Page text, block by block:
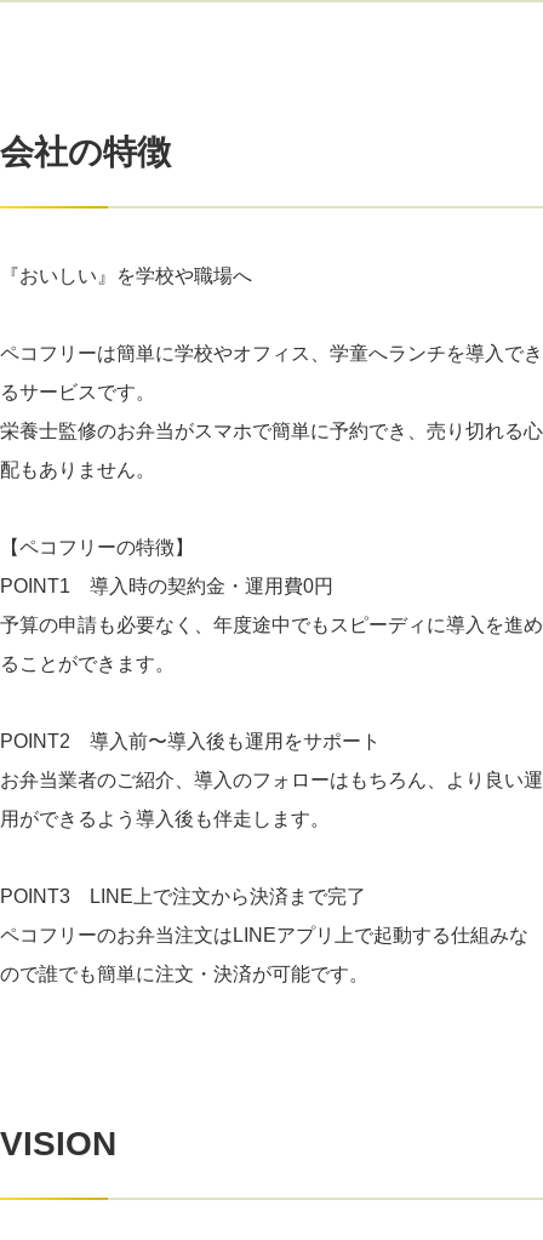
会社の特徴
『おいしい』を学校や職場へ
ペコフリーは簡単に学校やオフィス、学童へランチを導入でき
るサービスです。
栄養士監修のお弁当がスマホで簡単に予約でき、売り切れる心
配もありません。
【ペコフリーの特徴】
POINT1 導入時の契約金・運用費0円
予算の申請も必要なく、年度途中でもスピーディに導入を進め
ることができます。
POINT2 導入前〜導入後も運用をサポート
お弁当業者のご紹介、導入のフォローはもちろん、より良い運
用ができるよう導入後も伴走します。
POINT3 LINE上で注文から決済まで完了
ペコフリーのお弁当注文はLINEアプリ上で起動する仕組みな
ので誰でも簡単に注文・決済が可能です。
VISION